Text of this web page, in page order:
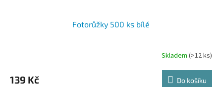
Fotorůžky 500 ks bílé
Skladem (>12 ks)
139 Kč Do košíku